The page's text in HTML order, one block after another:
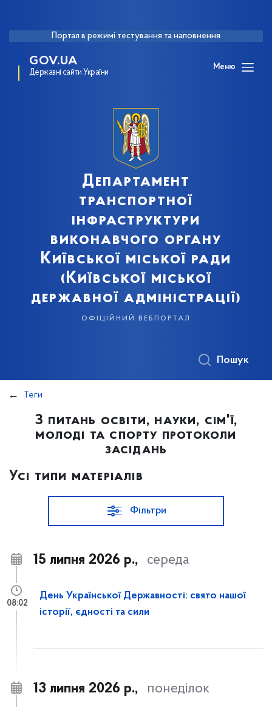
Портал в режимі тестування та наповнення
GOV.UA
Державні сайти України
Меню
Департамент
транспортної
інфраструктури
виконавчого органу
Київської міської ради
(Київської міської
державної адміністрації)
офіційний вебпортал
Пошук
Теги
З питань освіти, науки, сім'ї,
молоді та спорту протоколи
засідань
Усі типи матеріалів
Фільтри
15 липня 2026 р., середа
День Української Державності: свято нашої
історії, єдності та сили
08:02
13 липня 2026 р., понеділок